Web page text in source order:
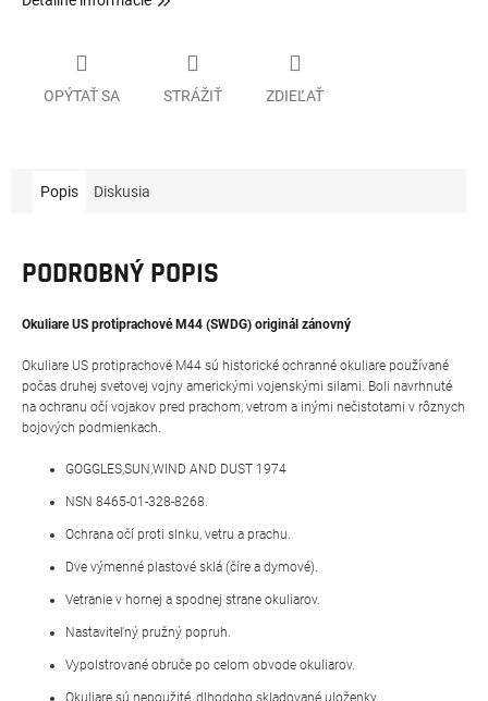
OPÝTAŤ SA STRÁŽIŤ ZDIEĽAŤ
Popis Diskusia
PODROBNÝ POPIS
Okuliare US protiprachové M44 (SWDG) originál zánovný
Okuliare US protiprachové M44 sú historické ochranné okuliare používané
počas druhej svetovej vojny americkými vojenskými silami. Boli navrhnuté
na ochranu očí vojakov pred prachom, vetrom a inými nečistotami v rôznych
bojových podmienkach.
GOGGLES,SUN,WIND AND DUST 1974
NSN 8465-01-328-8268.
Ochrana očí proti slnku, vetru a prachu.
Dve výmenné plastové sklá (číre a dymové).
Vetranie v hornej a spodnej strane okuliarov.
Nastaviteľný pružný popruh.
Vypolstrované obruče po celom obvode okuliarov.
Okuliare sú nepoužité, dlhodobo skladované uloženky.